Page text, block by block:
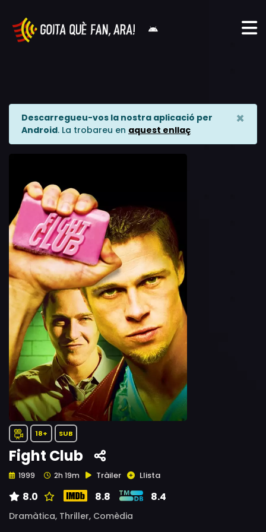
Descarregueu-vos la nostra aplicació per
Android. La trobareu en aquest enllaç
×
18+ SUB
Fight Club
1999 2h 19m Tràiler Llista
8.0 8.8 8.4
Dramàtica, Thriller, Comèdia